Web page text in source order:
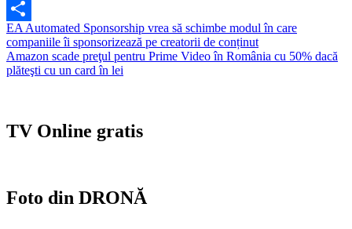
Gmail
Partajează
Navigare
în
articole
EA Automated Sponsorship vrea să schimbe modul în care
companiile îi sponsorizează pe creatorii de conținut
Amazon scade preţul pentru Prime Video în România cu 50% dacă
plăteşti cu un card în lei
TV Online gratis
Foto din DRONĂ